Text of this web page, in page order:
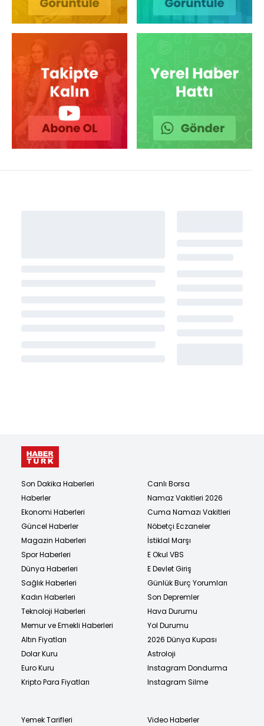
Son Dakika Haberleri
Haberler
Ekonomi Haberleri
Güncel Haberler
Magazin Haberleri
Spor Haberleri
Dünya Haberleri
Sağlık Haberleri
Kadın Haberleri
Teknoloji Haberleri
Memur ve Emekli Haberleri
Altın Fiyatları
Dolar Kuru
Euro Kuru
Kripto Para Fiyatları
Canlı Borsa
Namaz Vakitleri 2026
Cuma Namazı Vakitleri
Nöbetçi Eczaneler
İstiklal Marşı
E Okul VBS
E Devlet Giriş
Günlük Burç Yorumları
Son Depremler
Hava Durumu
Yol Durumu
2026 Dünya Kupası
Astroloji
Instagram Dondurma
Instagram Silme
Yemek Tarifleri
Video Haberler